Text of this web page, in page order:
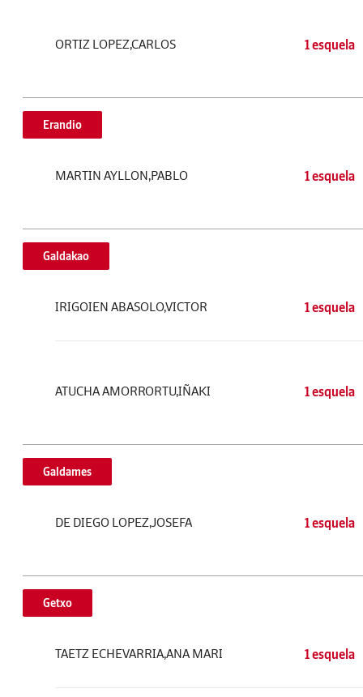
ORTIZ LOPEZ,CARLOS 1 esquela
Erandio
MARTIN AYLLON,PABLO 1 esquela
Galdakao
IRIGOIEN ABASOLO,VICTOR 1 esquela
ATUCHA AMORRORTU,IÑAKI 1 esquela
Galdames
DE DIEGO LOPEZ,JOSEFA 1 esquela
Getxo
TAETZ ECHEVARRIA,ANA MARI 1 esquela